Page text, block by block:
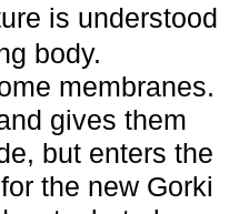
is understood
body.
membranes.
gives them
but enters the
the new Gorki